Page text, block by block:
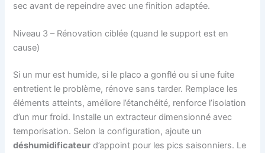
sec avant de repeindre avec une finition adaptée.
Niveau 3 – Rénovation ciblée (quand le support est en
cause)
Si un mur est humide, si le placo a gonflé ou si une fuite
entretient le problème, rénove sans tarder. Remplace les
éléments atteints, améliore l’étanchéité, renforce l’isolation
d’un mur froid. Installe un extracteur dimensionné avec
temporisation. Selon la configuration, ajoute un
déshumidificateur d’appoint pour les pics saisonniers. Le